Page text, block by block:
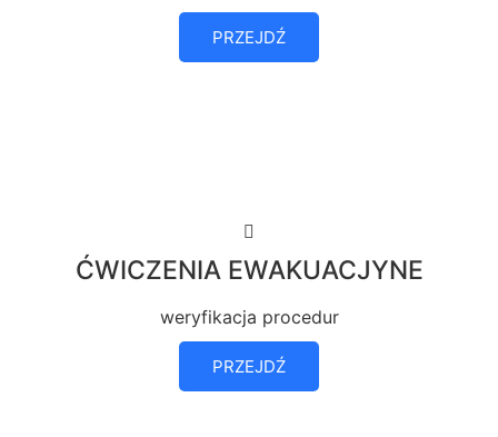
PRZEJDŹ
ĆWICZENIA EWAKUACJYNE
weryfikacja procedur
PRZEJDŹ